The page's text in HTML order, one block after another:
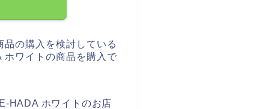
の購入を検討している
ワイトの商品を購入で
HADA ホワイトのお店